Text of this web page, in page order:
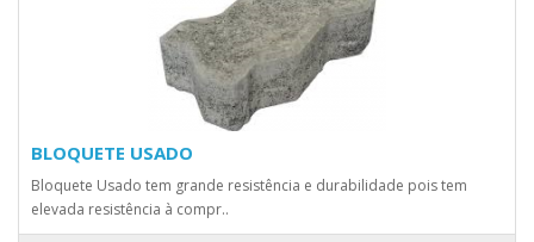
BLOQUETE USADO
Bloquete Usado tem grande resistência e durabilidade pois tem
elevada resistência à compr..